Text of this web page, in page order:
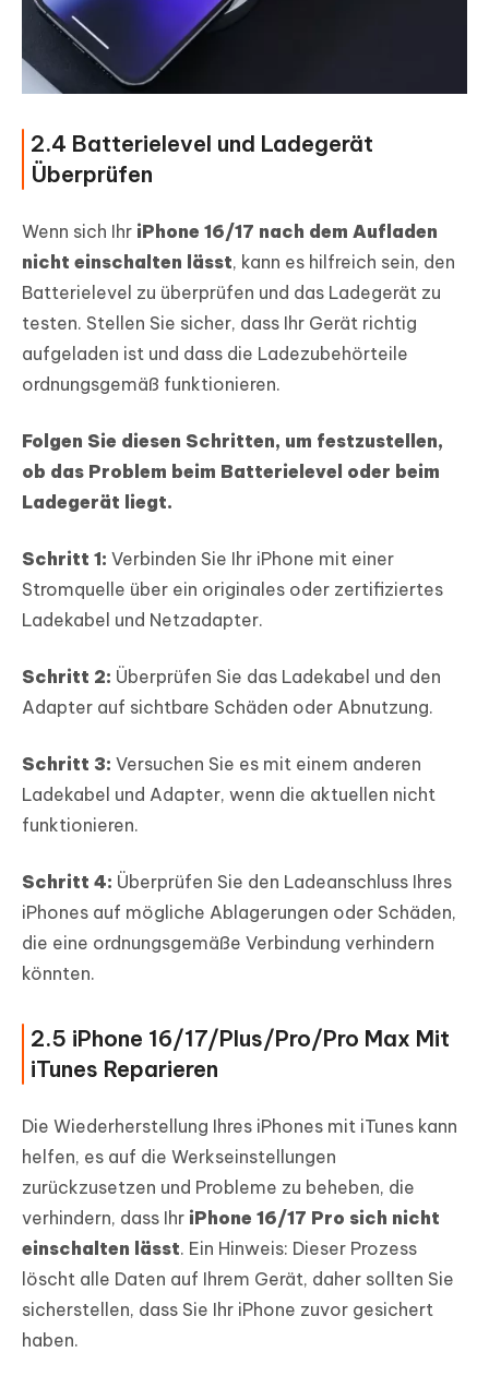
2.4 Batterielevel und Ladegerät
Überprüfen
Wenn sich Ihr iPhone 16/17 nach dem Aufladen
nicht einschalten lässt, kann es hilfreich sein, den
Batterielevel zu überprüfen und das Ladegerät zu
testen. Stellen Sie sicher, dass Ihr Gerät richtig
aufgeladen ist und dass die Ladezubehörteile
ordnungsgemäß funktionieren.
Folgen Sie diesen Schritten, um festzustellen,
ob das Problem beim Batterielevel oder beim
Ladegerät liegt.
Schritt 1: Verbinden Sie Ihr iPhone mit einer
Stromquelle über ein originales oder zertifiziertes
Ladekabel und Netzadapter.
Schritt 2: Überprüfen Sie das Ladekabel und den
Adapter auf sichtbare Schäden oder Abnutzung.
Schritt 3: Versuchen Sie es mit einem anderen
Ladekabel und Adapter, wenn die aktuellen nicht
funktionieren.
Schritt 4: Überprüfen Sie den Ladeanschluss Ihres
iPhones auf mögliche Ablagerungen oder Schäden,
die eine ordnungsgemäße Verbindung verhindern
könnten.
2.5 iPhone 16/17/Plus/Pro/Pro Max Mit
iTunes Reparieren
Die Wiederherstellung Ihres iPhones mit iTunes kann
helfen, es auf die Werkseinstellungen
zurückzusetzen und Probleme zu beheben, die
verhindern, dass Ihr iPhone 16/17 Pro sich nicht
einschalten lässt. Ein Hinweis: Dieser Prozess
löscht alle Daten auf Ihrem Gerät, daher sollten Sie
sicherstellen, dass Sie Ihr iPhone zuvor gesichert
haben.